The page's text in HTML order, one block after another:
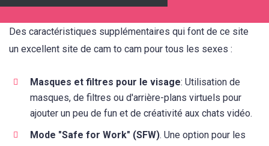
Des caractéristiques supplémentaires qui font de ce site
un excellent site de cam to cam pour tous les sexes :
Masques et filtres pour le visage: Utilisation de
masques, de filtres ou d'arrière-plans virtuels pour
ajouter un peu de fun et de créativité aux chats vidéo.
Mode "Safe for Work" (SFW). Une option pour les